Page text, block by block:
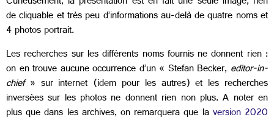
de cliquable et très peu d’informations au-delà de quatre noms et
4 photos portrait.
Les recherches sur les différents noms fournis ne donnent rien :
on en trouve aucune occurrence d’un « Stefan Becker, editor-in-
chief » sur internet (idem pour les autres) et les recherches
inversées sur les photos ne donnent rien non plus. A noter en